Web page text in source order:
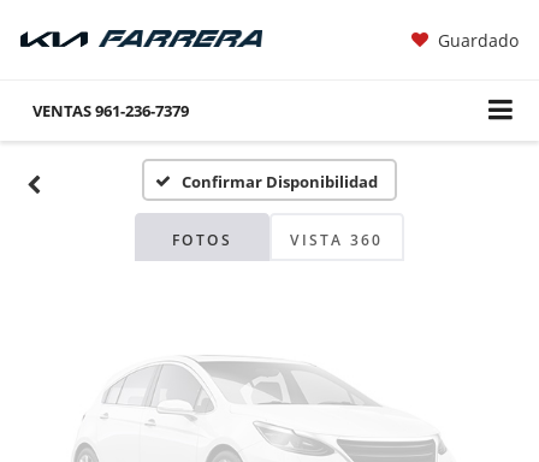
Guardado
VENTAS961-236-7379
Confirmar Disponibilidad
FOTOS VISTA 360
Fotos No
Disponibles
Por favor, revise luego